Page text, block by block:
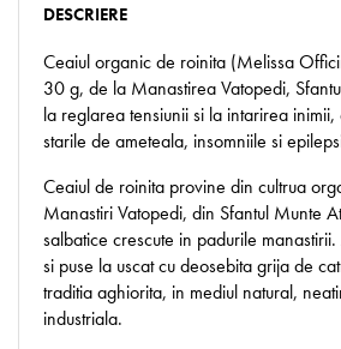
DESCRIERE
Ceaiul organic de roinita (Melissa
30 g, de la Manastirea Vatopedi,
la reglarea tensiunii si la intarirea
starile de ameteala, insomniile si
Ceaiul de roinita provine din cultrua
Manastiri Vatopedi, din Sfantul Munte
salbatice crescute in padurile
si puse la uscat cu deosebita grija de
traditia aghiorita, in mediul natural,
industriala.